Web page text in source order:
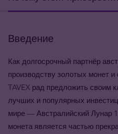
Введение
Как долгосрочный партнёр
производству золотых монет
TAVEX рад предложить своим
лучших и популярных
мире — Австралийский Лунар
монета является частью